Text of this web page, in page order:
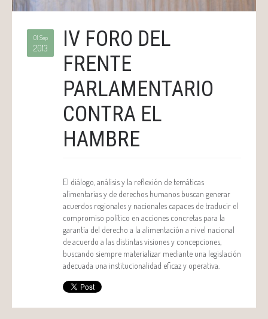
01 Sep
2013
IV FORO DEL
FRENTE
PARLAMENTARIO
CONTRA EL
HAMBRE
El diálogo, análisis y la reflexión de temáticas
alimentarias y de derechos humanos buscan generar
acuerdos regionales y nacionales capaces de traducir el
compromiso político en acciones concretas para la
garantía del derecho a la alimentación a nivel nacional
de acuerdo a las distintas visiones y concepciones,
buscando siempre materializar mediante una legislación
adecuada una institucionalidad eficaz y operativa.